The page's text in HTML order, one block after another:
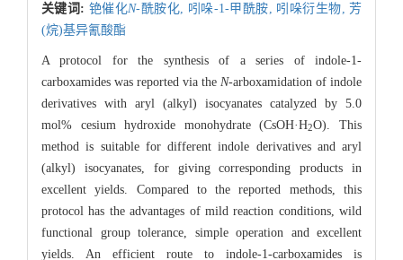
关键词: 铯催化N-酰胺化, 吲哚-1-甲酰胺, 吲哚衍生物,芳
(烷)基异氰酸酯
A protocol for the synthesis of a series of indole-1-
carboxamides was reported via the N-arboxamidation of indole
derivatives with aryl (alkyl) isocyanates catalyzed by 5.0
mol% cesium hydroxide monohydrate (CsOH·H2O). This
method is suitable for different indole derivatives and aryl
(alkyl) isocyanates, for giving corresponding products in
excellent yields. Compared to the reported methods, this
protocol has the advantages of mild reaction conditions, wild
functional group tolerance, simple operation and excellent
yields. An efficient route to indole-1-carboxamides is